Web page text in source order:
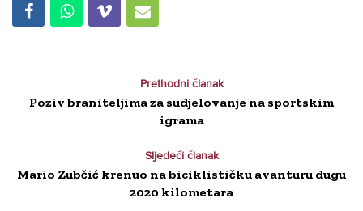
Prethodni članak
Poziv braniteljima za sudjelovanje na sportskim
igrama
Sljedeći članak
Mario Zubčić krenuo na biciklističku avanturu dugu
2020 kilometara